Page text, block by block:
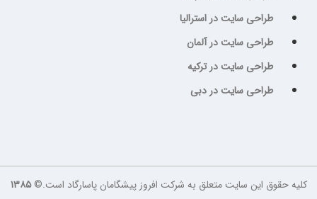
طراحی سایت در استرالیا
طراحی سایت در آلمان
طراحی سایت در ترکیه
طراحی سایت در دبی
کلیه حقوق این سایت متعلق به شرکت افروز پیشگامان پاسارگاد است.©۱۳۸۵